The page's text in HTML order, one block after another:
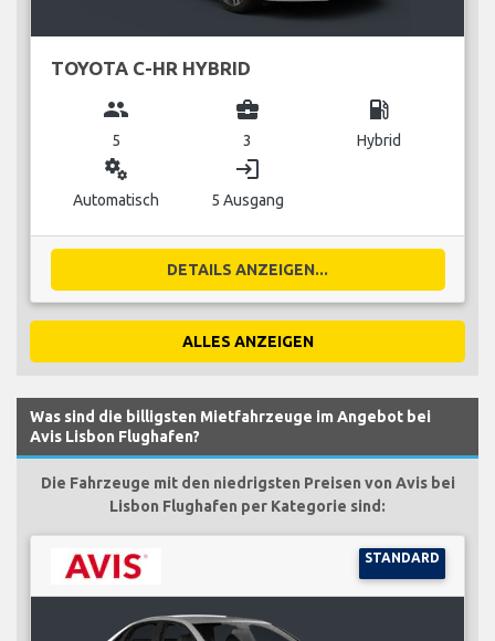
TOYOTA C-HR HYBRID
group
5
business_center
3
local_gas_station
Hybrid
miscellaneous_services
Automatisch
login
5 Ausgang
DETAILS ANZEIGEN...
ALLES ANZEIGEN
Was sind die billigsten Mietfahrzeuge im Angebot bei
Avis Lisbon Flughafen?
Die Fahrzeuge mit den niedrigsten Preisen von Avis bei
Lisbon Flughafen per Kategorie sind:
STANDARD